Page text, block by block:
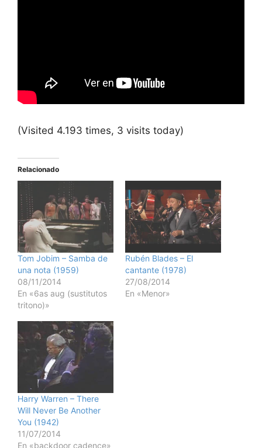
(Visited 4.193 times, 3 visits today)
Relacionado
Tom Jobim – Samba de
una nota (1959)
08/11/2014
En «6as aug (sustitutos
tritono)»
Rubén Blades – El
cantante (1978)
27/08/2014
En «Menor»
Harry Warren – There
Will Never Be Another
You (1942)
11/07/2014
En «backdoor cadence»